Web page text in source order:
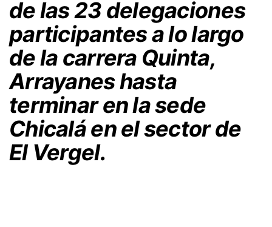
de las 23 delegaciones
participantes a lo largo
de la carrera Quinta,
Arrayanes hasta
terminar en la sede
Chicalá en el sector de
El Vergel.